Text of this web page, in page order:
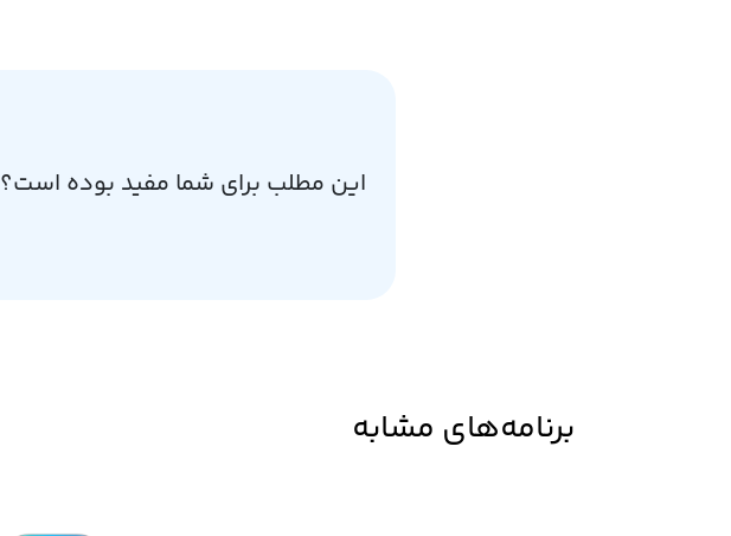
این مطلب برای شما مفید بوده است؟
برنامه‌های مشابه